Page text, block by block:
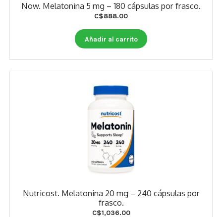
Now. Melatonina 5 mg – 180 cápsulas por frasco.
C$888.00
Añadir al carrito
Nutricost. Melatonina 20 mg – 240 cápsulas por
frasco.
C$1,036.00